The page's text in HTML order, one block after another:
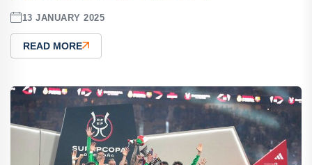
13 JANUARY 2025
READ MORE